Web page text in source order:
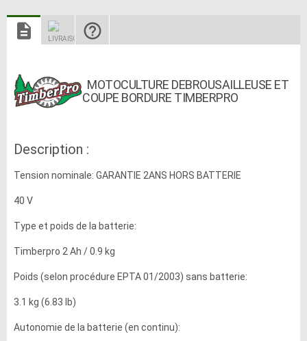
MOTOCULTURE DEBROUSAILLEUSE ET
COUPE BORDURE TIMBERPRO
Description :
Tension nominale: GARANTIE 2ANS HORS BATTERIE
40 V
Type et poids de la batterie:
Timberpro 2 Ah / 0.9 kg
Poids (selon procédure EPTA 01/2003) sans batterie:
3.1 kg (6.83 lb)
Autonomie de la batterie (en continu):